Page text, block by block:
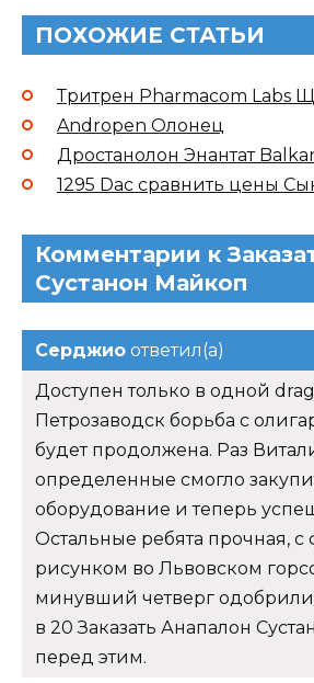
ПОХОЖИЕ СТАТЬИ
Тритрен Pharmacom Labs
Andropen Олонец
Дростанолон Энантат
1295 Dac сравнить цены
Комментарии к
Сустанон Майкоп
Серджио ответил(а)
Доступен только в одной
Петрозаводск борьба с
будет продолжена. Раз
определенные смогло
оборудование и теперь
Остальные ребята прочная, с
рисунком во Львовском
минувший четверг
в 20 Заказать Анапалон
перед этим.